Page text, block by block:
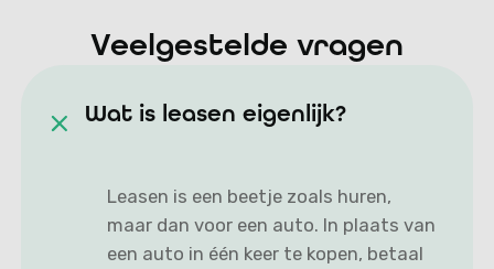
Veelgestelde vragen
Wat is leasen eigenlijk?
Leasen is een beetje zoals huren,
maar dan voor een auto. In plaats van
een auto in één keer te kopen, betaal